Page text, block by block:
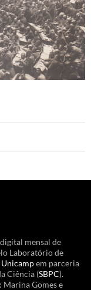
mensal de
Laboratório de
Unicampem parceria
Ciência (SBPC).
Marina Gomes e